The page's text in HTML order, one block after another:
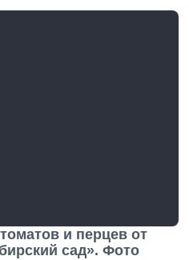
и перцев от
сад». Фото